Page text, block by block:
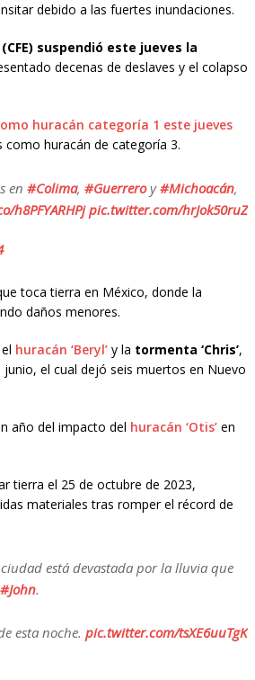
debido a las fuertes inundaciones.
suspendió este jueves la
decenas de deslaves y el colapso
huracán categoría 1 este jueves
como huracán de categoría 3.
en #Colima, #Guerreroy#Michoacán,
h8PFYARHPj pic.twitter.com/hrJok50ruZ
toca tierra en México, donde la
daños menores.
huracán ‘Beryl’ y la tormenta ‘Chris’,
junio, el cual dejó seis muertos en Nuevo
año del impacto del huracán ‘Otis’ en
tierra el 25 de octubre de 2023,
materiales tras romper el récord de
está devastada por la lluvia que
#John.
esta noche. pic.twitter.com/tsXE6uuTgK